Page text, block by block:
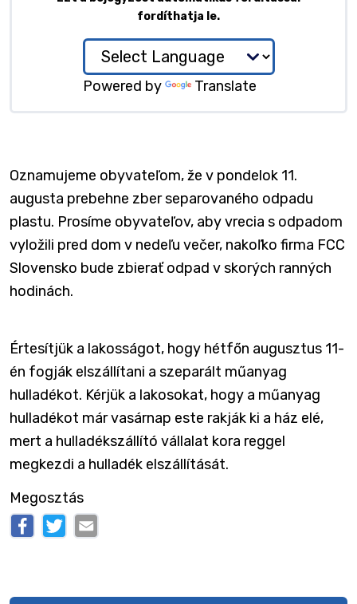
fordíthatja le.
Powered by Translate
Oznamujeme obyvateľom, že v pondelok 11.
augusta prebehne zber separovaného odpadu
plastu. Prosíme obyvateľov, aby vrecia s odpadom
vyložili pred dom v nedeľu večer, nakoľko firma FCC
Slovensko bude zbierať odpad v skorých ranných
hodinách.
Értesítjük a lakosságot, hogy hétfőn augusztus 11-
én fogják elszállítani a szeparált műanyag
hulladékot. Kérjük a lakosokat, hogy a műanyag
hulladékot már vasárnap este rakják ki a ház elé,
mert a hulladékszállító vállalat kora reggel
megkezdi a hulladék elszállítását.
Megosztás